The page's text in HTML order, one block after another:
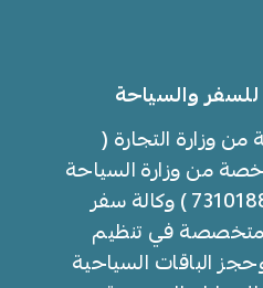
للسفر والسياحة
وزارة التجارة (
) ومرخصة من وزارة السياحة
( 73104356 - 73101887 ) وكالة سفر
في تنظيم
الباقات السياحية